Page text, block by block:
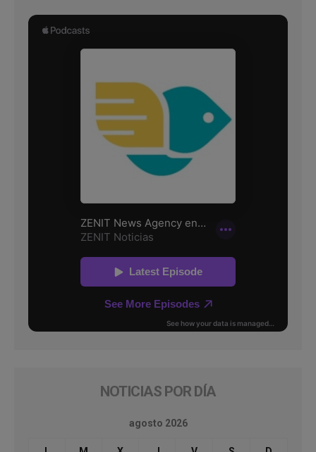
NOTICIAS POR DÍA
agosto 2026